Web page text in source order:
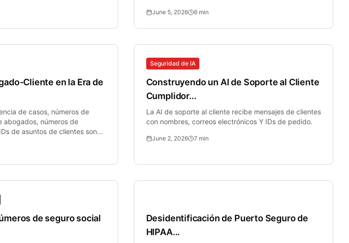
June 5, 2026 6 min
Cliente en la Era de
de casos, números de
abogados, números de
de asuntos de clientes son...
Seguridad de IA
Construyendo un AI de Soporte al Cliente
Cumplidor...
La AI de soporte al cliente recibe mensajes de clientes
con nombres, correos electrónicos Y IDs de pedido.
June 2, 2026 7 min
de seguro social
Desidentificación de Puerto Seguro de
HIPAA...